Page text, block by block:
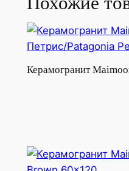
о
Б
а
у
s
c
Керамогранит